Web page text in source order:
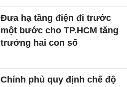
Đưa hạ tầng điện đi trước
một bước cho TP.HCM tăng
trưởng hai con số
Chính phủ quy định chế độ